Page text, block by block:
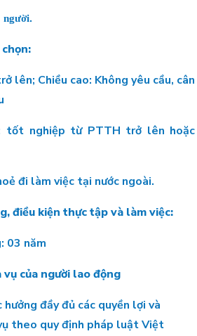
người.
lên; Chiều cao: Không yêu cầu, cân
tốt nghiệp từ PTTH trở lên hoặc
đi làm việc tại nước ngoài.
điều kiện thực tập và làm việc:
03 năm
của người lao động
đầy đủ các quyền lợi và
theo quy định pháp luật Việt